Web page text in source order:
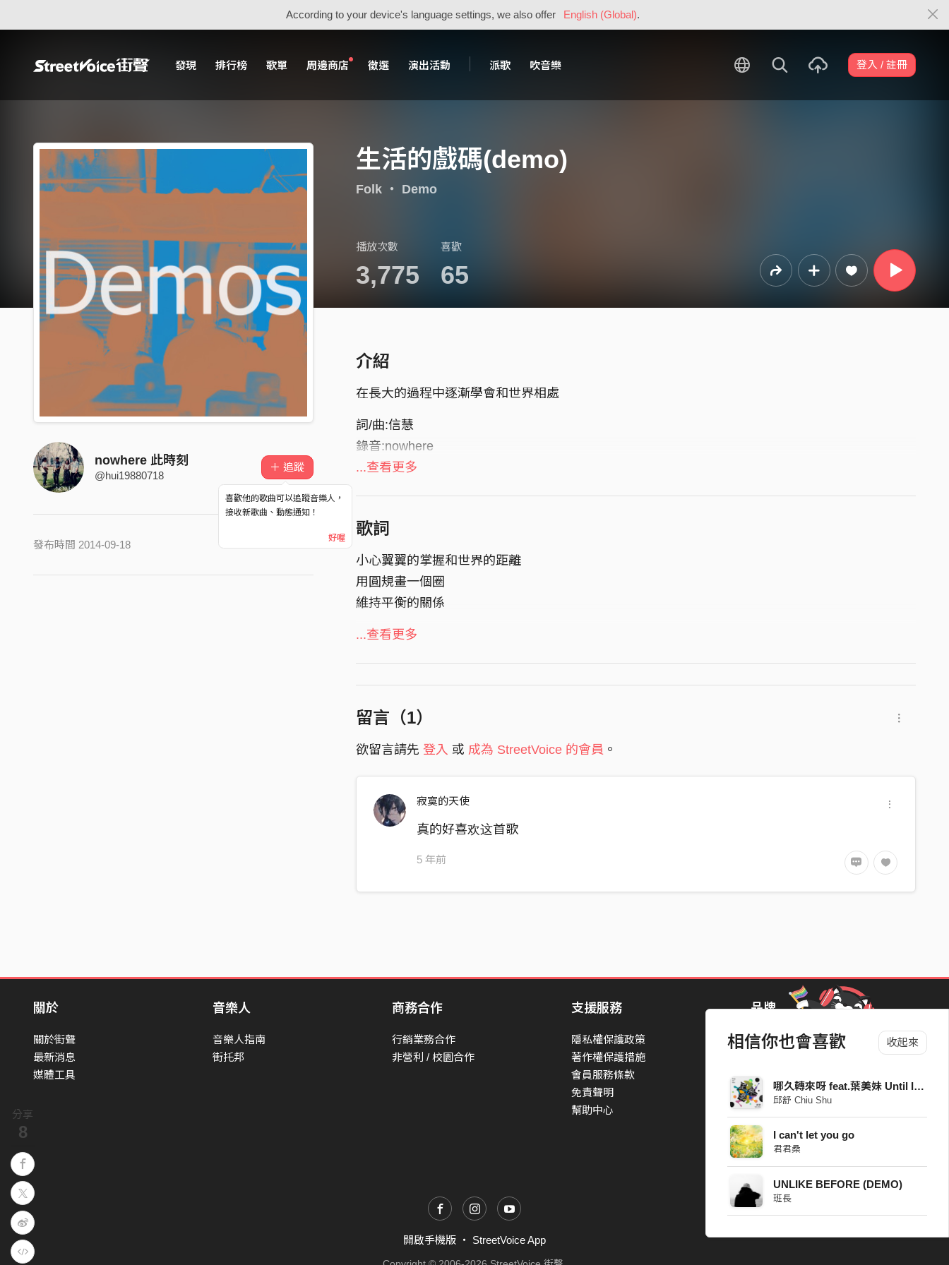
According to your device's language settings, we also offer English (Global).
發現 排行榜 歌單 周邊商店 徵選 演出活動 派歌 吹音樂 登入 / 註冊
分享
8
相信你也會喜歡 收起來
哪久轉來呀 feat.葉美妹 Until I see you next time feat. Yeh Mei May
邱舒 Chiu Shu
I can't let you go
君君桑
UNLIKE BEFORE (DEMO)
班長
生活的戲碼(demo)
Folk・ Demo
播放次數
3,775
喜歡
65
nowhere 此時刻
@hui19880718
＋ 追蹤
喜歡他的歌曲可以追蹤音樂人，
接收新歌曲、動態通知！
好喔
發布時間 2014-09-18
介紹
在長大的過程中逐漸學會和世界相處
詞/曲:信慧
錄音:nowhere
混音:Myron Hou
...查看更多
歌詞
小心翼翼的掌握和世界的距離
用圓規畫一個圈
維持平衡的關係
不速之客輕易地穿越 避開了縫隙
我繼續虛張聲勢的緩緩長大
太多規則 我失去看法
我繼續刺探世界好慢慢長大
總聲嘶力竭像裝瘋賣傻
任悲傷進駐 任世故洗刷
...查看更多
留言（1）
欲留言請先 登入 或 成為 StreetVoice 的會員 。
寂寞的天使
真的好喜欢这首歌
5 年前
關於
關於街聲
最新消息
媒體工具
音樂人
音樂人指南
街托邦
商務合作
行銷業務合作
非營利 / 校園合作
支援服務
隱私權保護政策
著作權保護措施
會員服務條款
免責聲明
幫助中心
品牌
StreetVoice Awards 街聲音樂獎
Blow 吹音樂
Packer 派歌
SimpleLife 簡單生活節
ParkPark Carnival
一起比 YEAH 吧
開啟手機版 ・ StreetVoice App